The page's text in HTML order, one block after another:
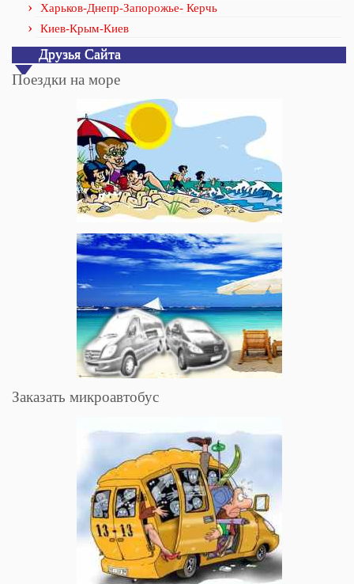
Харьков-Днепр-Запорожье- Керчь
Киев-Крым-Киев
Друзья Сайта
Поездки на море
Заказать микроавтобус